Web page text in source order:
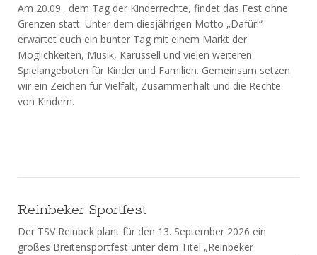
Am 20.09., dem Tag der Kinderrechte, findet das Fest ohne
Grenzen statt. Unter dem diesjährigen Motto „Dafür!“
erwartet euch ein bunter Tag mit einem Markt der
Möglichkeiten, Musik, Karussell und vielen weiteren
Spielangeboten für Kinder und Familien. Gemeinsam setzen
wir ein Zeichen für Vielfalt, Zusammenhalt und die Rechte
von Kindern.
Reinbeker Sportfest
Der TSV Reinbek plant für den 13. September 2026 ein
großes Breitensportfest unter dem Titel „Reinbeker